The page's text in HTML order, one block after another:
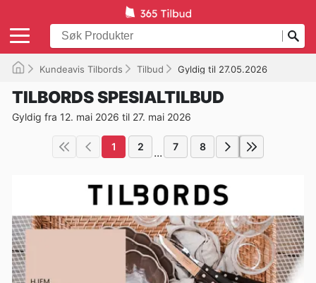
Kundeavis Tilbords Tilbud Gyldig til 27.05.2026
TILBORDS SPESIALTILBUD
Gyldig fra 12. mai 2026 til 27. mai 2026
1 2 ... 7 8